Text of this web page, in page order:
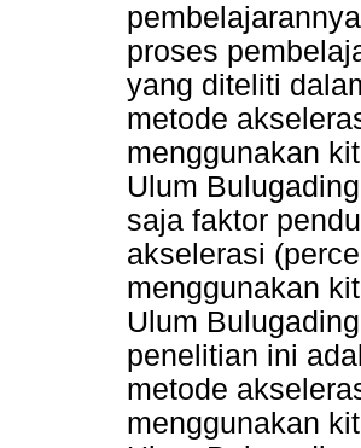
proses
yang diteliti
metode
menggunakan
Ulum
saja faktor
akselerasi
menggunakan
Ulum
penelitian ini
metode
menggunakan